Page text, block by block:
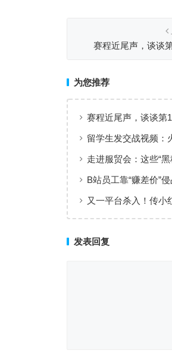
赛程近尾声，谈谈
为您推荐
赛程近尾声，谈谈第
留学生发交战视频：
恐怖了
走进服贸会：这些“
B站员工靠“赚差价”
又一平台杀入！传小
发表回复